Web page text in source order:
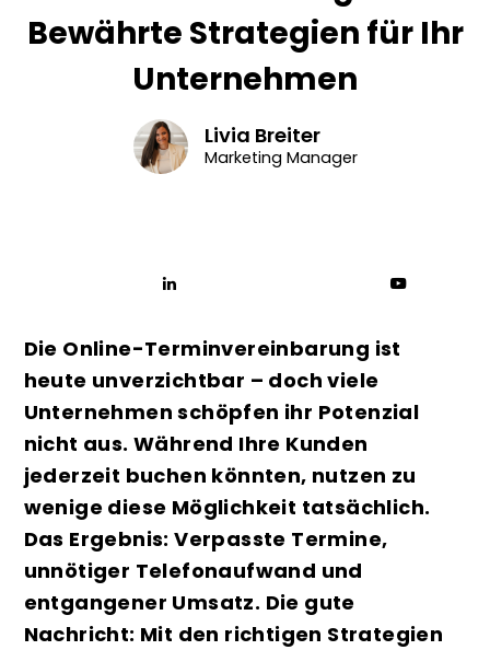
Bewährte Strategien für Ihr
Unternehmen
Livia Breiter
Marketing Manager
Die Online-Terminvereinbarung ist
heute unverzichtbar – doch viele
Unternehmen schöpfen ihr Potenzial
nicht aus. Während Ihre Kunden
jederzeit buchen könnten, nutzen zu
wenige diese Möglichkeit tatsächlich.
Das Ergebnis: Verpasste Termine,
unnötiger Telefonaufwand und
entgangener Umsatz. Die gute
Nachricht: Mit den richtigen Strategien